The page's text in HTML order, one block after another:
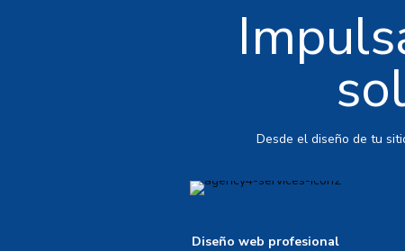
Desde el diseño de tu
Diseño web profesional